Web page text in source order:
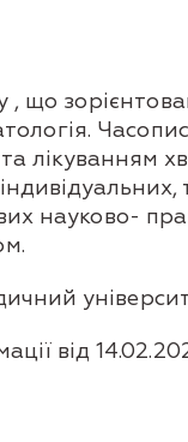
що
лікуванням
науково-
від